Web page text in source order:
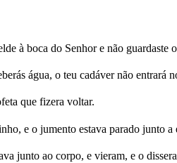
à boca do Senhor e não guardaste
água, o teu cadáver não entrará
que fizera voltar.
e o jumento estava parado junto a
junto ao corpo, e vieram, e o